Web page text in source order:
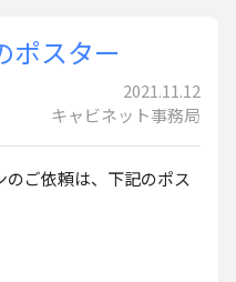
ポスター
2021.11.12
キャビネット事務局
ご依頼は、下記のポス